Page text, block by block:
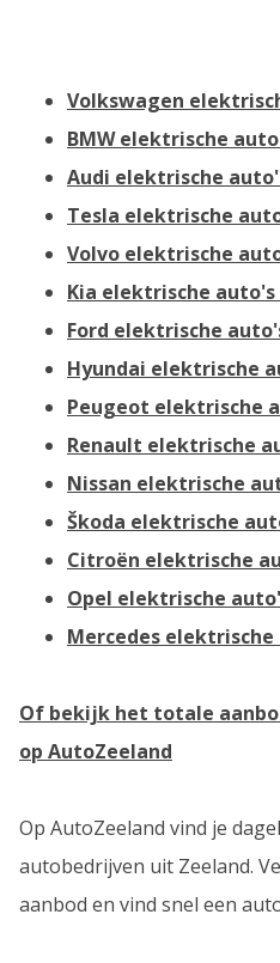
Volkswagen
BMW elektrische
Audi elektrische
Tesla elektrische
Volvo elektrische
Kia elektrische auto's
Ford elektrische
Hyundai elektrische
Peugeot elektrische
Renault elektrische
Nissan elektrische
Škoda elektrische
Citroën elektrische
Opel elektrische
Mercedes elektrische
Of bekijk het totale
op AutoZeeland
Op AutoZeeland vind je
autobedrijven uit Zeeland.
aanbod en vind snel een